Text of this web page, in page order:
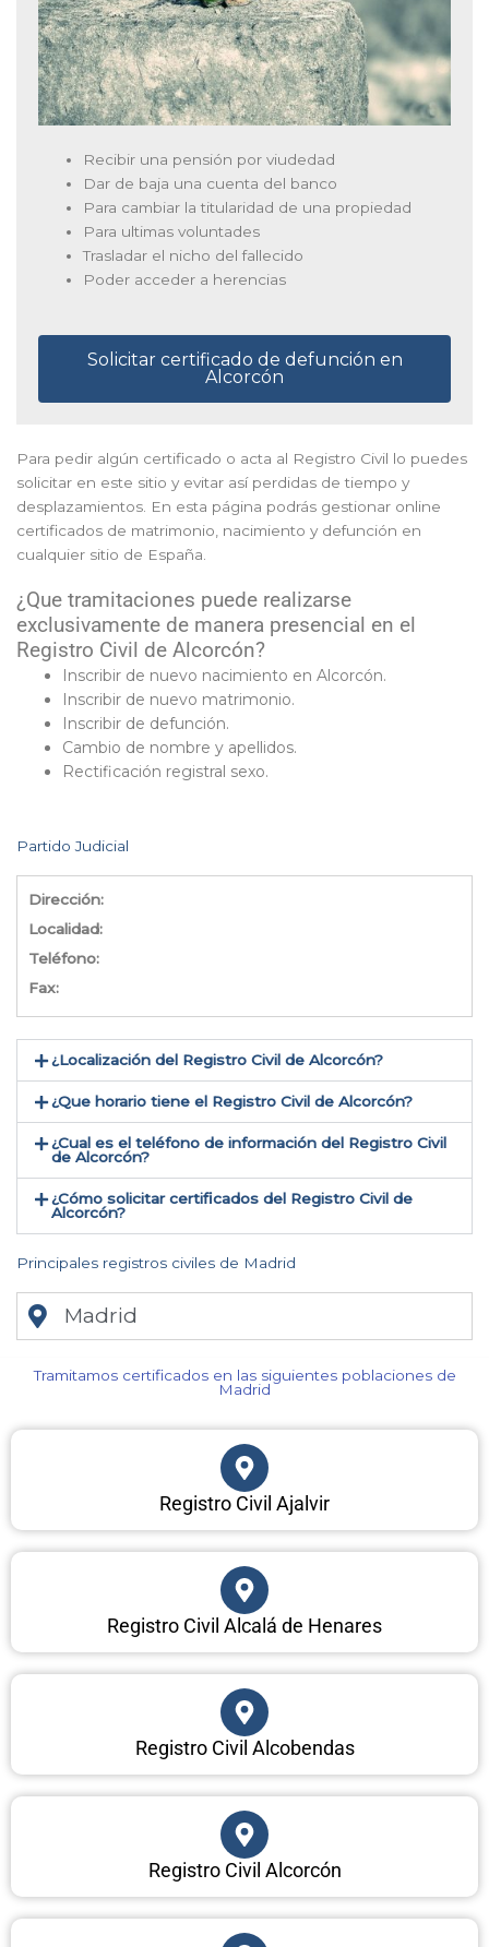
Recibir una pensión por viudedad
Dar de baja una cuenta del banco
Para cambiar la titularidad de una propiedad
Para ultimas voluntades
Trasladar el nicho del fallecido
Poder acceder a herencias
Solicitar certificado de defunción en
Alcorcón
Para pedir algún certificado o acta al Registro Civil lo puedes
solicitar en este sitio y evitar así perdidas de tiempo y
desplazamientos. En esta página podrás gestionar online
certificados de matrimonio, nacimiento y defunción en
cualquier sitio de España.
¿Que tramitaciones puede realizarse
exclusivamente de manera presencial en el
Registro Civil de Alcorcón?
Inscribir de nuevo nacimiento en Alcorcón.
Inscribir de nuevo matrimonio.
Inscribir de defunción.
Cambio de nombre y apellidos.
Rectificación registral sexo.
Partido Judicial
Dirección:
Localidad:
Teléfono:
Fax:
¿Localización del Registro Civil de Alcorcón​?
¿Que horario tiene el Registro Civil de Alcorcón?
¿Cual es el teléfono de información del Registro Civil
de Alcorcón​?
¿Cómo solicitar certificados del Registro Civil de
Alcorcón​?
Principales registros civiles de Madrid
Madrid
Tramitamos certificados en las siguientes poblaciones de
Madrid​
Registro Civil Ajalvir
Registro Civil Alcalá de Henares
Registro Civil Alcobendas
Registro Civil Alcorcón